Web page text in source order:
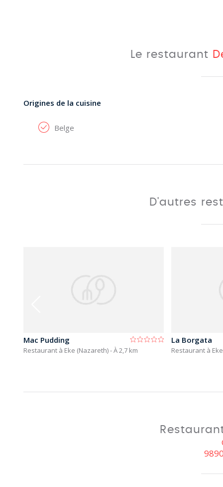
Le restaurant
Origines de la cuisine
Belge
D'autres
Mac Pudding
Restaurant à Eke (Nazareth)- À 2,7 km
La Borgata
Restaurant à